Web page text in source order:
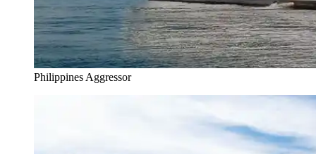
Philippines Aggressor